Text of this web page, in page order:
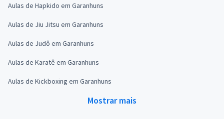
Aulas de Hapkido em Garanhuns
Aulas de Jiu Jitsu em Garanhuns
Aulas de Judô em Garanhuns
Aulas de Karatê em Garanhuns
Aulas de Kickboxing em Garanhuns
Mostrar mais